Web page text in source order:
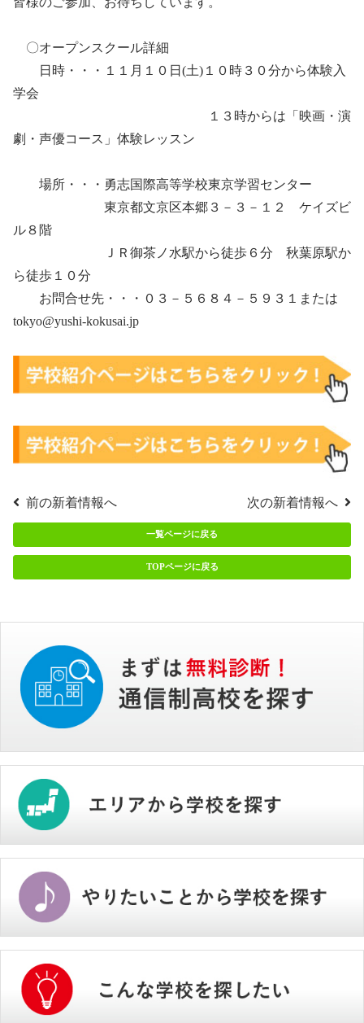
〇オープンスクール詳細
日時・・・１１月１０日(土)１０時３０分から体験入
学会
１３時からは「映画・演
劇・声優コース」体験レッスン
場所・・・勇志国際高等学校東京学習センター
東京都文京区本郷３－３－１２ ケイズビ
ル８階
ＪＲ御茶ノ水駅から徒歩６分 秋葉原駅か
ら徒歩１０分
お問合せ先・・・０３－５６８４－５９３１または
tokyo@yushi-kokusai.jp
前の新着情報へ 次の新着情報へ
一覧ページに戻る
TOPページに戻る